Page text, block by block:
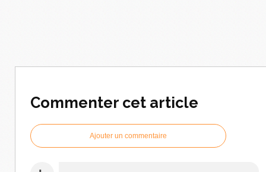
Commenter cet article
Ajouter un commentaire